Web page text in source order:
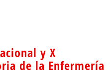
y X
de la Enfermería